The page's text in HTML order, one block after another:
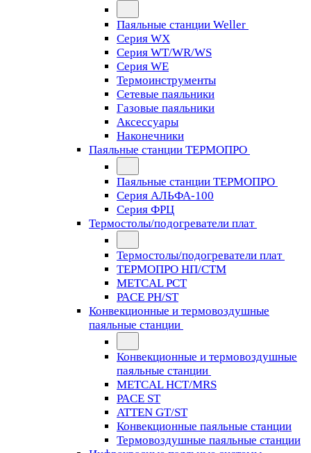
Паяльные станции Weller
Серия WX
Серия WT/WR/WS
Серия WE
Термоинструменты
Сетевые паяльники
Газовые паяльники
Аксессуары
Наконечники
Паяльные станции ТЕРМОПРО
Паяльные станции ТЕРМОПРО
Серия АЛЬФА-100
Серия ФРЦ
Термостолы/подогреватели плат
Термостолы/подогреватели плат
ТЕРМОПРО НП/СТМ
METCAL PCT
PACE PH/ST
Конвекционные и термовоздушные
паяльные станции
Конвекционные и термовоздушные
паяльные станции
METCAL HCT/MRS
PACE ST
ATTEN GT/ST
Конвекционные паяльные станции
Термовоздушные паяльные станции